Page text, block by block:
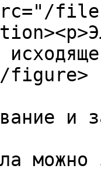
files/
figure>
и